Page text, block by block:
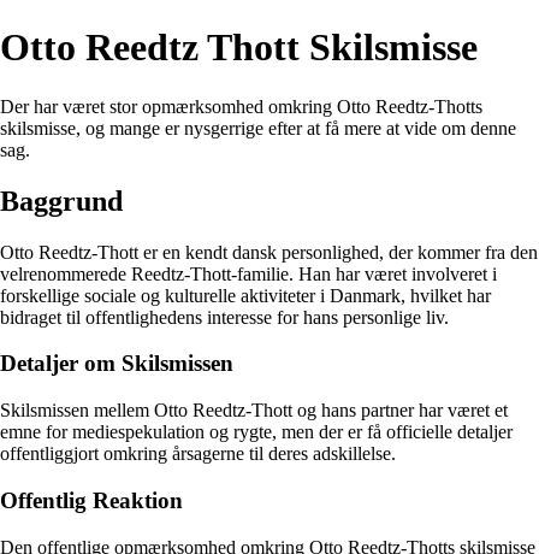
Otto Reedtz Thott Skilsmisse
Der har været stor opmærksomhed omkring Otto Reedtz-Thotts
skilsmisse, og mange er nysgerrige efter at få mere at vide om denne
sag.
Baggrund
Otto Reedtz-Thott er en kendt dansk personlighed, der kommer fra den
velrenommerede Reedtz-Thott-familie. Han har været involveret i
forskellige sociale og kulturelle aktiviteter i Danmark, hvilket har
bidraget til offentlighedens interesse for hans personlige liv.
Detaljer om Skilsmissen
Skilsmissen mellem Otto Reedtz-Thott og hans partner har været et
emne for mediespekulation og rygte, men der er få officielle detaljer
offentliggjort omkring årsagerne til deres adskillelse.
Offentlig Reaktion
Den offentlige opmærksomhed omkring Otto Reedtz-Thotts skilsmisse